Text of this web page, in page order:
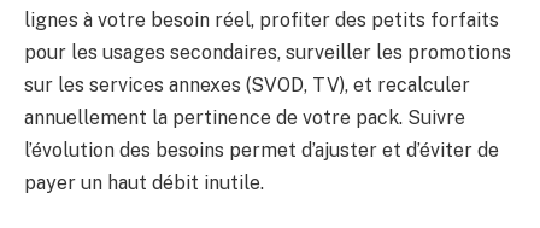
lignes à votre besoin réel, profiter des petits forfaits
pour les usages secondaires, surveiller les promotions
sur les services annexes (SVOD, TV), et recalculer
annuellement la pertinence de votre pack. Suivre
l’évolution des besoins permet d’ajuster et d’éviter de
payer un haut débit inutile.